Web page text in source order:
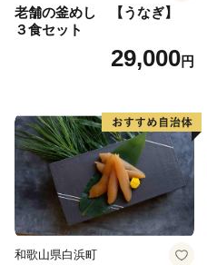
老舗の釜めし 【うなぎ】
３食セット
29,000円
和歌山県白浜町